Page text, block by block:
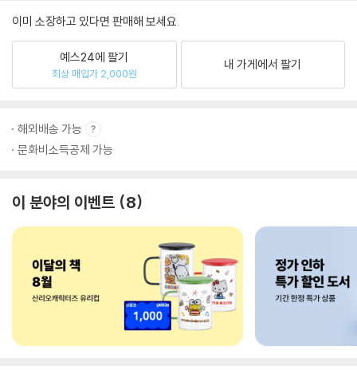
이미 소장하고 있다면 판매해 보세요.
예스24에 팔기
최상 매입가 2,000원
내 가게에서 팔기
해외배송 가능
문화비소득공제 가능
이 분야의 이벤트 8